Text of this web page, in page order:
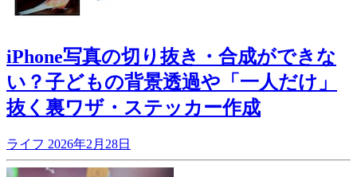
iPhone写真の切り抜き・合成ができな
い？子どもの背景透過や「一人だけ」
抜く裏ワザ・ステッカー作成
ライフ 2026年2月28日